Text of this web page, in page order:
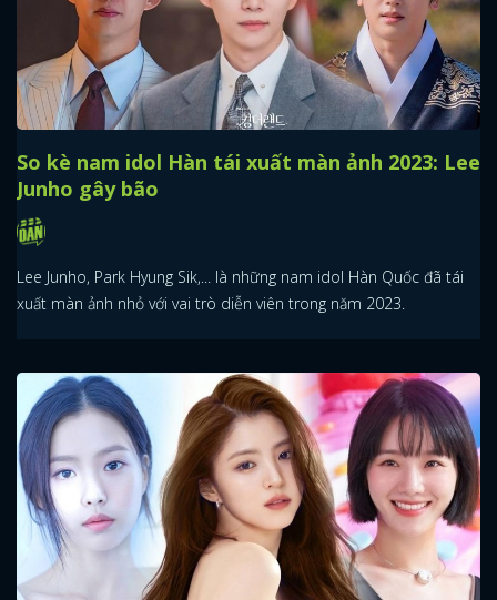
So kè nam idol Hàn tái xuất màn ảnh 2023: Lee
Junho gây bão
Lee Junho, Park Hyung Sik,... là những nam idol Hàn Quốc đã tái
xuất màn ảnh nhỏ với vai trò diễn viên trong năm 2023.